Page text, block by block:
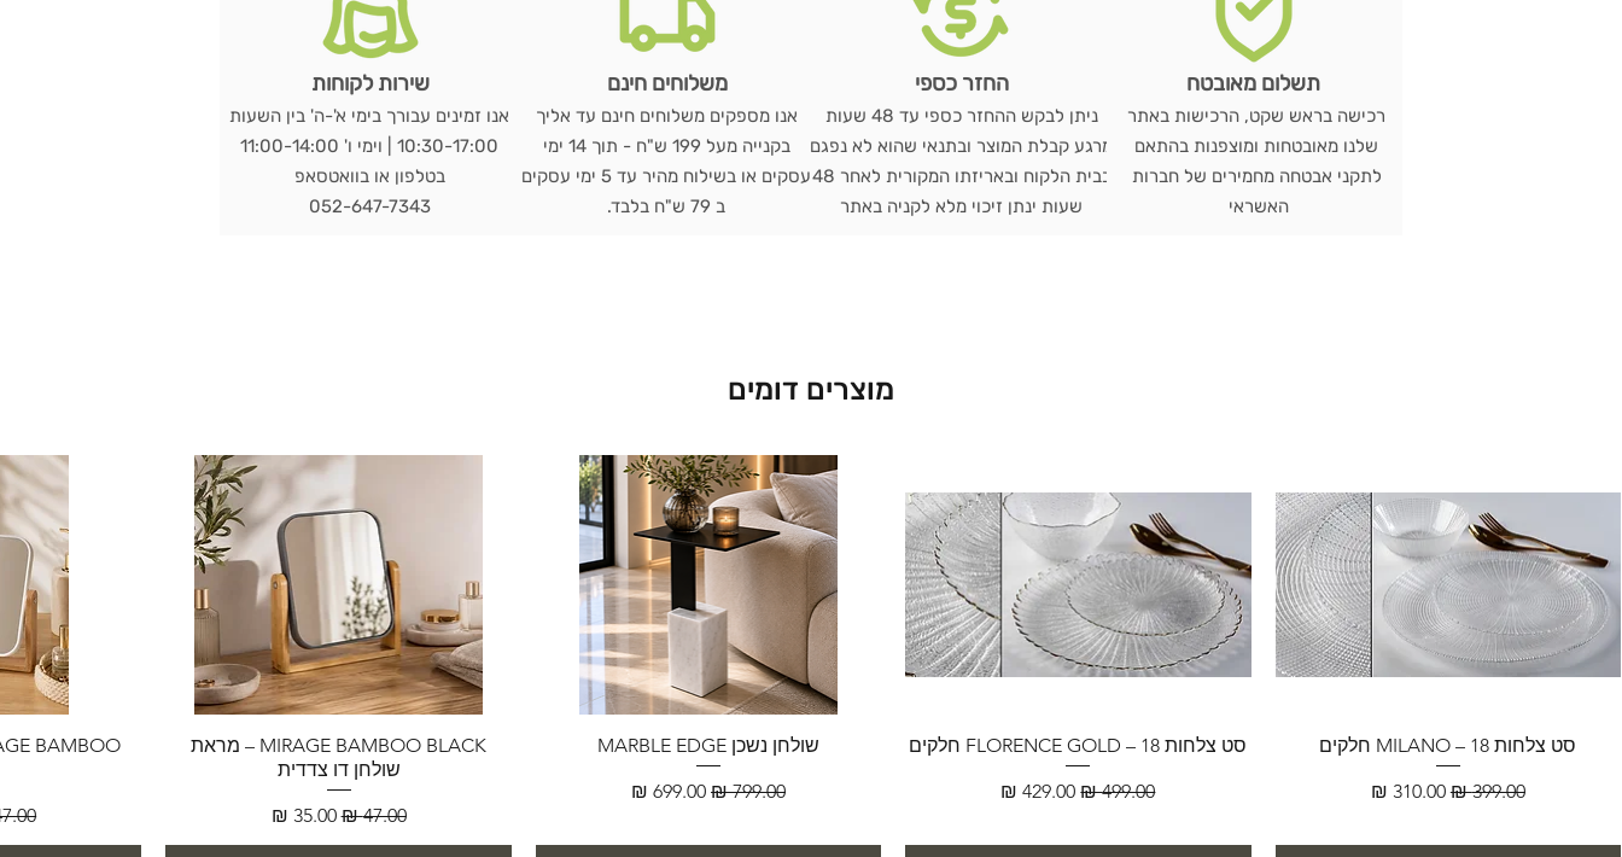
שירות לקוחות
אנו זמינים עבורך בימי א'-ה' בין השעות
10:30-17:00 | וימי ו' 11:00-14:00
בטלפון או בוואטסאפ
052-647-7343
משלוחים חינם
אנו מספקים משלוחים חינם עד אליך
בקנייה מעל 199 ש"ח - תוך 14 ימי
עסקים או בשילוח מהיר עד 5 ימי עסקים
ב 79 ש"ח בלבד.
החזר כספי
ניתן לבקש ההחזר כספי עד 48 שעות
מרגע קבלת המוצר ובתנאי שהוא לא נפגם
בבית הלקוח ובאריזתו המקורית לאחר 48
שעות ינתן זיכוי מלא לקניה באתר
תשלום מאובטח
רכישה בראש שקט, הרכישות באתר
שלנו מאובטחות ומוצפנות בהתאם
לתקני אבטחה מחמירים של חברות
האשראי
מוצרים דומים
סט צלחות MILANO – 18 חלקים
מחיר רגיל‏399.00 ‏₪ מחיר מבצע‏310.00 ‏₪
סט צלחות FLORENCE GOLD – 18 חלקים
מחיר רגיל‏499.00 ‏₪ מחיר מבצע
שולחן נשכן MARBLE EDGE
מחיר רגיל‏799.00 ‏₪ מחיר מבצע‏699.00 ‏₪
MIRAGE BAMBOO BLACK – מראת
שולחן דו צדדית
מחיר רגיל‏47.00 ‏₪ מחיר מבצע‏35.00 ‏₪
‏47.00 ‏₪